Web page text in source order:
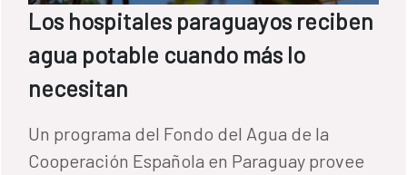
Los hospitales paraguayos reciben
agua potable cuando más lo
necesitan
Un programa del Fondo del Agua de la
Cooperación Española en Paraguay provee